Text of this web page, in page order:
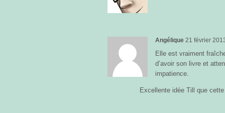
Angélique 21 février
Elle est vraiment
d’avoir son livre et
impatience.
Excellente idée Till que